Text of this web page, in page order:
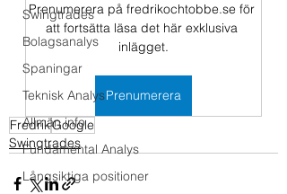
Swingtrades
Bolagsanalys
Spaningar
Teknisk Analys
Allmän info
Fundamental Analys
Långsiktiga positioner
Prenumerera på fredrikochtobbe.se för
att fortsätta läsa det här exklusiva
inlägget.
Prenumerera
FredrikGoogle
Swingtrades